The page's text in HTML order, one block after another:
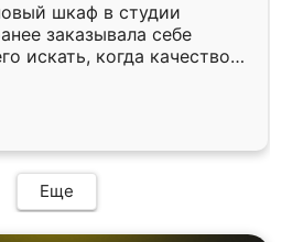
шкаф в студии
заказывала себе
искать, когда качеством
Служит кухня уже почти
нет.
Еще